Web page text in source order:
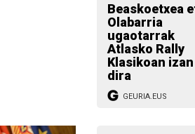
Beaskoetxea eta
Olabarria
ugaotarrak
Atlasko Rally
Klasikoan izan
dira
GEURIA.EUS